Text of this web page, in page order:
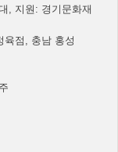
, 지원: 경기문화재
육점, 충남 홍성